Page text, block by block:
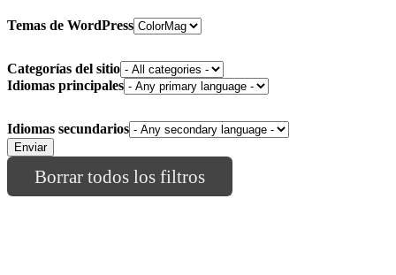
Temas de WordPress
Categorías del sitio
Idiomas principales
Idiomas secundarios
Borrar todos los filtros